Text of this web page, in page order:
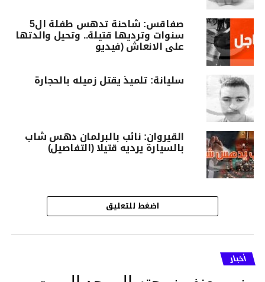
صفاقس: شاحنة تدهس طفلة ال5
سنوات وترديها قتيلة.. وتحيل والدتها
على الانعاش (فيديو
سليانة: تلميذ يقتل زميله بالحجارة
القيروان: نائب بالبرلمان دهس شاب
بالسيارة يرديه قتيلا (التفاصيل)
اضغط للتعليق
أخبار